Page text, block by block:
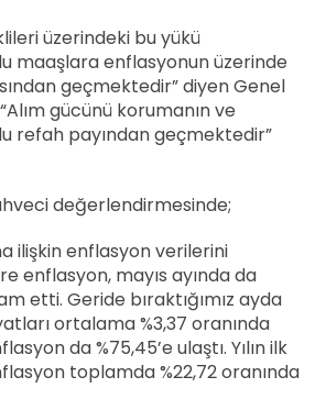
üzerindeki bu yükü
maaşlara enflasyonun üzerinde
geçmektedir” diyen Genel
gücünü korumanın ve
refah payından geçmektedir”
değerlendirmesinde;
ilişkin enflasyon verilerini
enflasyon, mayıs ayında da
etti. Geride bıraktığımız ayda
ortalama %3,37 oranında
da %75,45’e ulaştı. Yılın ilk
toplamda %22,72 oranında